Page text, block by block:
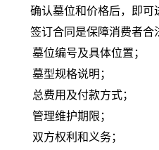
确认墓位和价格后，即可
签订合同是保障消费者合
墓位编号及具体位置；
墓型规格说明；
总费用及付款方式；
管理维护期限；
双方权利和义务；